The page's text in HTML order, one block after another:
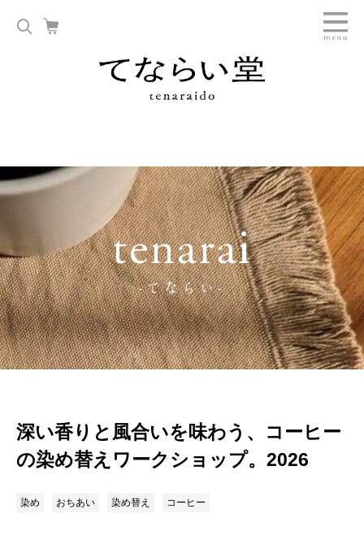
tenarai
-てならい-
深い香りと風合いを味わう、コーヒー
の染め替えワークショップ。2026
染め おちあい 染め替え コーヒー